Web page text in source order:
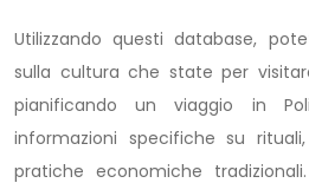
Utilizzando questi database,
sulla cultura che state per
pianificando un viaggio in
informazioni specifiche su
pratiche economiche